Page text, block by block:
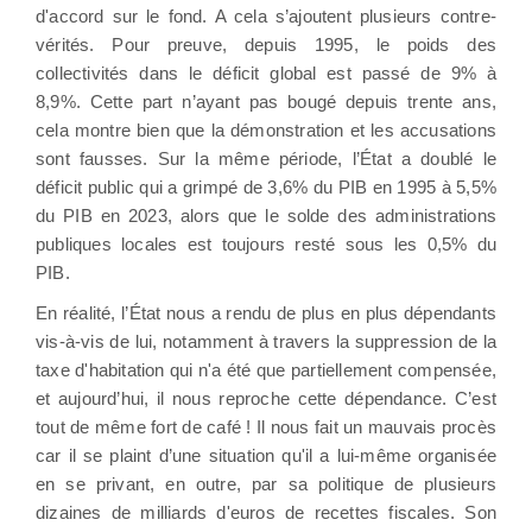
d'accord sur le fond. A cela s’ajoutent plusieurs contre-
vérités. Pour preuve, depuis 1995, le poids des
collectivités dans le déficit global est passé de 9% à
8,9%. Cette part n’ayant pas bougé depuis trente ans,
cela montre bien que la démonstration et les accusations
sont fausses. Sur la même période, l’État a doublé le
déficit public qui a grimpé de 3,6% du PIB en 1995 à 5,5%
du PIB en 2023, alors que le solde des administrations
publiques locales est toujours resté sous les 0,5% du
PIB.
En réalité, l’État nous a rendu de plus en plus dépendants
vis-à-vis de lui, notamment à travers la suppression de la
taxe d'habitation qui n'a été que partiellement compensée,
et aujourd’hui, il nous reproche cette dépendance. C’est
tout de même fort de café ! Il nous fait un mauvais procès
car il se plaint d’une situation qu'il a lui-même organisée
en se privant, en outre, par sa politique de plusieurs
dizaines de milliards d'euros de recettes fiscales. Son